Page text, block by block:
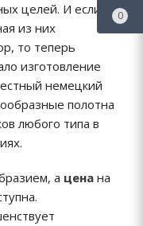
целей. И если
из них
то теперь
изготовление
немецкий
полотна
любого типа в
а цена на
0